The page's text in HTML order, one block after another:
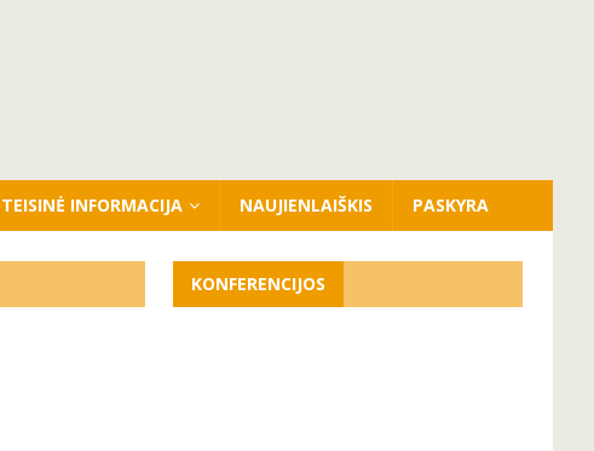
TEISINĖ INFORMACIJA NAUJIENLAIŠKIS PASKYRA
KONFERENCIJOS